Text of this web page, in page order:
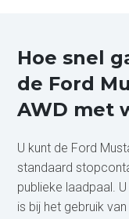
Hoe snel
de Ford
AWD met
U kunt de Ford
standaard
publieke laadpaal.
is bij het gebruik